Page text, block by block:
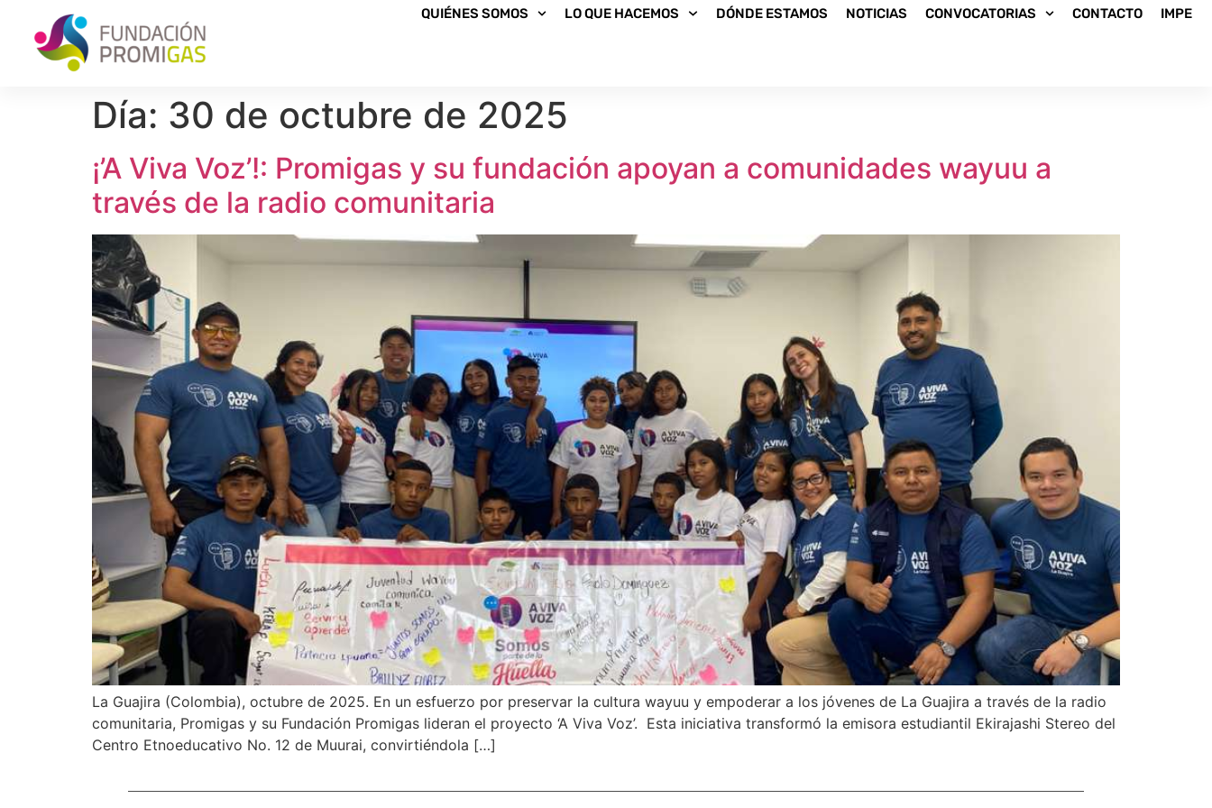
QUIÉNES SOMOS LO QUE HACEMOS DÓNDE ESTAMOS NOTICIAS CONVOCATORIAS CONTACTO IMPE
Día: 30 de octubre de 2025
¡’A Viva Voz’!: Promigas y su fundación apoyan a comunidades wayuu a
través de la radio comunitaria
La Guajira (Colombia), octubre de 2025. En un esfuerzo por preservar la cultura wayuu y empoderar a los jóvenes de La Guajira a través de la radio
comunitaria, Promigas y su Fundación Promigas lideran el proyecto ‘A Viva Voz’. Esta iniciativa transformó la emisora estudiantil Ekirajashi Stereo del
Centro Etnoeducativo No. 12 de Muurai, convirtiéndola […]